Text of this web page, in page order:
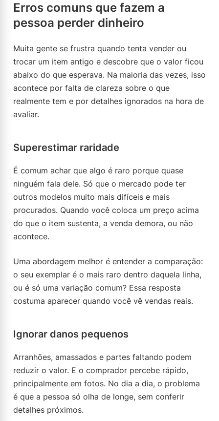
Erros comuns que fazem a
pessoa perder dinheiro
Muita gente se frustra quando tenta vender ou
trocar um item antigo e descobre que o valor ficou
abaixo do que esperava. Na maioria das vezes, isso
acontece por falta de clareza sobre o que
realmente tem e por detalhes ignorados na hora de
avaliar.
Superestimar raridade
É comum achar que algo é raro porque quase
ninguém fala dele. Só que o mercado pode ter
outros modelos muito mais difíceis e mais
procurados. Quando você coloca um preço acima
do que o item sustenta, a venda demora, ou não
acontece.
Uma abordagem melhor é entender a comparação:
o seu exemplar é o mais raro dentro daquela linha,
ou é só uma variação comum? Essa resposta
costuma aparecer quando você vê vendas reais.
Ignorar danos pequenos
Arranhões, amassados e partes faltando podem
reduzir o valor. E o comprador percebe rápido,
principalmente em fotos. No dia a dia, o problema
é que a pessoa só olha de longe, sem conferir
detalhes próximos.